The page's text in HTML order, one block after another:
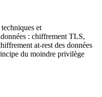
et
: chiffrement TLS,
at-rest des données
du moindre privilège